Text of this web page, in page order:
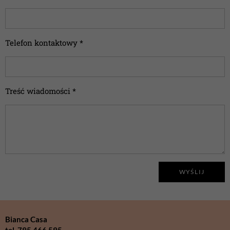
Telefon kontaktowy *
Treść wiadomości *
WYŚLIJ
Bianca Casa